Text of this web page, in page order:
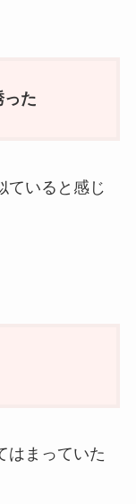
った
ていると感じ
はまっていた